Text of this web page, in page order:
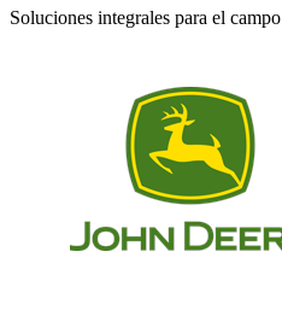
Soluciones integrales para el campo